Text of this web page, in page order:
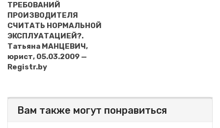
ТРЕБОВАНИЙ
ПРОИЗВОДИТЕЛЯ
СЧИТАТЬ НОРМАЛЬНОЙ
ЭКСПЛУАТАЦИЕЙ?.
Татьяна МАНЦЕВИЧ,
юрист, 05.03.2009 —
Registr.by
Вам также могут понравиться